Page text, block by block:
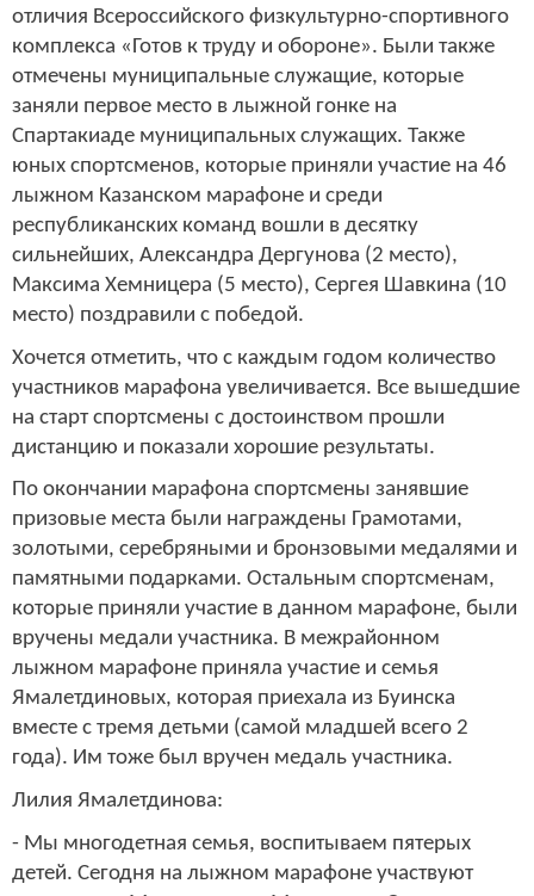
отличия Всероссийского физкультурно-спортивного
комплекса «Готов к труду и обороне». Были также
отмечены муниципальные служащие, которые
заняли первое место в лыжной гонке на
Спартакиаде муниципальных служащих. Также
юных спортсменов, которые приняли участие на 46
лыжном Казанском марафоне и среди
республиканских команд вошли в десятку
сильнейших, Александра Дергунова (2 место),
Максима Хемницера (5 место), Сергея Шавкина (10
место) поздравили с победой.
Хочется отметить, что с каждым годом количество
участников марафона увеличивается. Все вышедшие
на старт спортсмены с достоинством прошли
дистанцию и показали хорошие результаты.
По окончании марафона спортсмены занявшие
призовые места были награждены Грамотами,
золотыми, серебряными и бронзовыми медалями и
памятными подарками. Остальным спортсменам,
которые приняли участие в данном марафоне, были
вручены медали участника. В межрайонном
лыжном марафоне приняла участие и семья
Ямалетдиновых, которая приехала из Буинска
вместе с тремя детьми (самой младшей всего 2
года). Им тоже был вручен медаль участника.
Лилия Ямалетдинова:
- Мы многодетная семья, воспитываем пятерых
детей. Сегодня на лыжном марафоне участвуют